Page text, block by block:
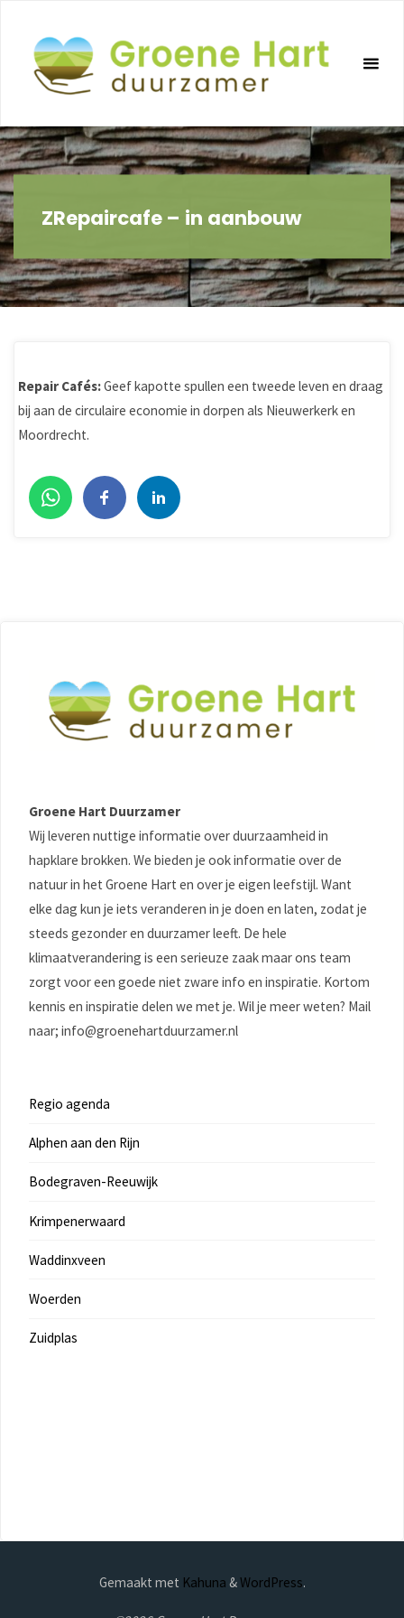
inhoud
ZRepaircafe – in aanbouw
Repair Cafés:Geef kapotte spullen een tweede leven en draag
bij aan de circulaire economie in dorpen als Nieuwerkerk en
Moordrecht.
Groene Hart Duurzamer
Wij leveren nuttige informatie over duurzaamheid in
hapklare brokken. We bieden je ook informatie over de
natuur in het Groene Hart en over je eigen leefstijl. Want
elke dag kun je iets veranderen in je doen en laten, zodat je
steeds gezonder en duurzamer leeft. De hele
klimaatverandering is een serieuze zaak maar ons team
zorgt voor een goede niet zware info en inspiratie. Kortom
kennis en inspiratie delen we met je. Wil je meer weten? Mail
naar; info@groenehartduurzamer.nl
Regio agenda
Alphen aan den Rijn
Bodegraven-Reeuwijk
Krimpenerwaard
Waddinxveen
Woerden
Zuidplas
Gemaakt met Kahuna &WordPress.